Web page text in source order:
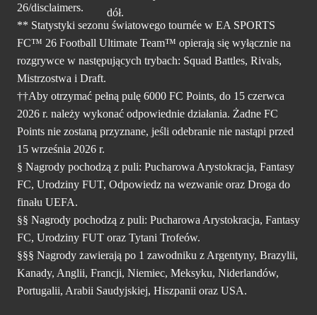
26/disclaimers.
** Statystyki sezonu światowego tournée w EA SPORTS
FC™ 26 Football Ultimate Team™ opierają się wyłącznie na
rozgrywce w następujących trybach: Squad Battles, Rivals,
Mistrzostwa i Draft.
††Aby otrzymać pełną pulę 6000 FC Points, do 15 czerwca
2026 r. należy wykonać odpowiednie działania. Żadne FC
Points nie zostaną przyznane, jeśli odebranie nie nastąpi przed
15 września 2026 r.
§ Nagrody pochodzą z puli: Pucharowa Arystokracja, Fantasy
FC, Urodziny FUT, Odpowiedz na wezwanie oraz Droga do
finału UEFA.
§§ Nagrody pochodzą z puli: Pucharowa Arystokracja, Fantasy
FC, Urodziny FUT oraz Tytani Trofeów.
§§§ Nagrody zawierają po 1 zawodniku z Argentyny, Brazylii,
Kanady, Anglii, Francji, Niemiec, Meksyku, Niderlandów,
Portugalii, Arabii Saudyjskiej, Hiszpanii oraz USA.